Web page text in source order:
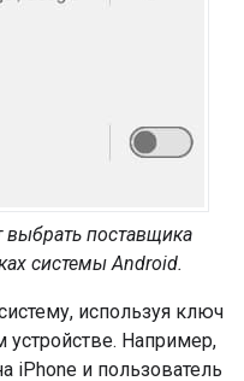
выбрать поставщика
системы Android.
используя ключ
устройстве. Например,
iPhone и пользователь